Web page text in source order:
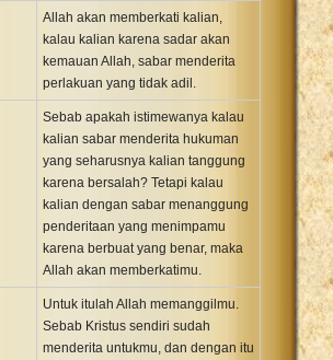
Allah akan memberkati kalian,
kalau kalian karena sadar akan
kemauan Allah, sabar menderita
perlakuan yang tidak adil.
Sebab apakah istimewanya kalau
kalian sabar menderita hukuman
yang seharusnya kalian tanggung
karena bersalah? Tetapi kalau
kalian dengan sabar menanggung
penderitaan yang menimpamu
karena berbuat yang benar, maka
Allah akan memberkatimu.
Untuk itulah Allah memanggilmu.
Sebab Kristus sendiri sudah
menderita untukmu, dan dengan itu